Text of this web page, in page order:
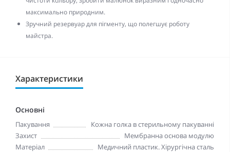
максимально природним.
Зручний резервуар для пігменту, що полегшує роботу
майстра.
Характеристики
Основні
Пакування
Кожна голка в стерильному пакуванні
Захист
Мембранна основа модулю
Матеріал
Медичний пластик. Хірургічна сталь